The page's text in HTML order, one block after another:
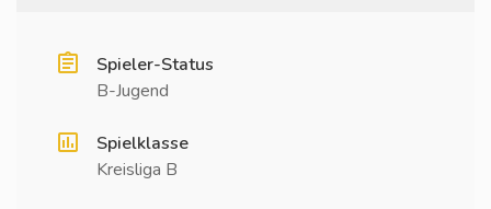
Spieler-Status
B-Jugend
Spielklasse
Kreisliga B